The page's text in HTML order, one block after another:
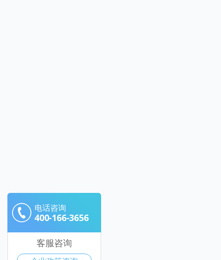
电话咨询
400-166-3656
客服咨询